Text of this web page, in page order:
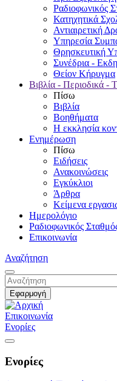
Ραδιοφωνικός
Κατηχητικά
Αντιαιρετική
Υπηρεσία
Θρησκευτική
Συνέδρια -
Θείον Κήρυγμα
Βιβλία - Περιοδικά -
Πίσω
Βιβλία
Βοηθήματα
Η εκκλησία
Ενημέρωση
Πίσω
Ειδήσεις
Ανακοινώσεις
Εγκύκλιοι
Άρθρα
Κείμενα
Ημερολόγιο
Ραδιοφωνικός
Επικοινωνία
Αναζήτηση
Επικοινωνία
Ενορίες
Ενορίες